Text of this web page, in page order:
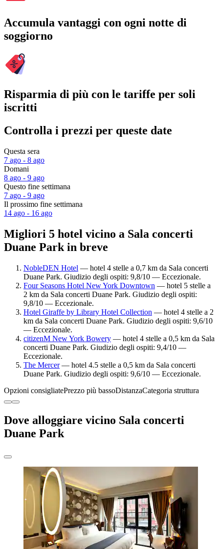
Accumula vantaggi con ogni notte di
soggiorno
Risparmia di più con le tariffe per soli
iscritti
Controlla i prezzi per queste date
Questa sera
7 ago - 8 ago
Domani
8 ago - 9 ago
Questo fine settimana
7 ago - 9 ago
Il prossimo fine settimana
14 ago - 16 ago
Migliori 5 hotel vicino a Sala concerti
Duane Park in breve
NobleDEN Hotel — hotel 4 stelle a 0,7 km da Sala concerti
Duane Park. Giudizio degli ospiti: 9,8/10 — Eccezionale.
Four Seasons Hotel New York Downtown — hotel 5 stelle a
2 km da Sala concerti Duane Park. Giudizio degli ospiti:
9,8/10 — Eccezionale.
Hotel Giraffe by Library Hotel Collection — hotel 4 stelle a 2
km da Sala concerti Duane Park. Giudizio degli ospiti: 9,6/10
— Eccezionale.
citizenM New York Bowery — hotel 4 stelle a 0,5 km da Sala
concerti Duane Park. Giudizio degli ospiti: 9,4/10 —
Eccezionale.
The Mercer— hotel 4.5 stelle a 0,5 km da Sala concerti
Duane Park. Giudizio degli ospiti: 9,6/10 — Eccezionale.
Opzioni consigliatePrezzo più bassoDistanzaCategoria struttura
Dove alloggiare vicino Sala concerti
Duane Park